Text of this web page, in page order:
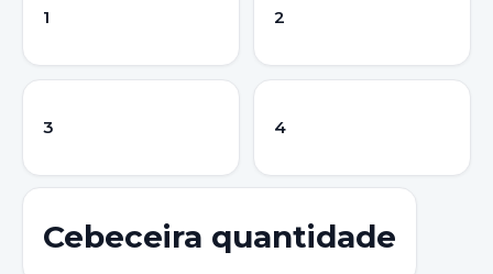
1 2
3 4
Cebeceira quantidade